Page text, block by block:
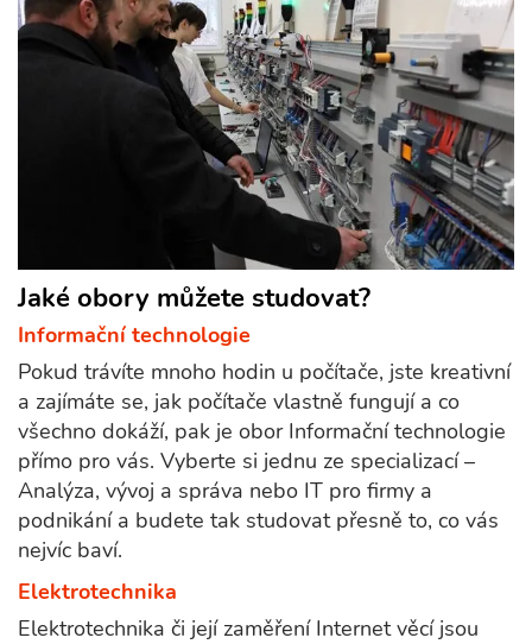
Jaké obory můžete studovat?
Informační technologie
Pokud trávíte mnoho hodin u počítače, jste kreativní
a zajímáte se, jak počítače vlastně fungují a co
všechno dokáží, pak je obor Informační technologie
přímo pro vás. Vyberte si jednu ze specializací –
Analýza, vývoj a správa nebo IT pro firmy a
podnikání a budete tak studovat přesně to, co vás
nejvíc baví.
Elektrotechnika
Elektrotechnika či její zaměření Internet věcí jsou